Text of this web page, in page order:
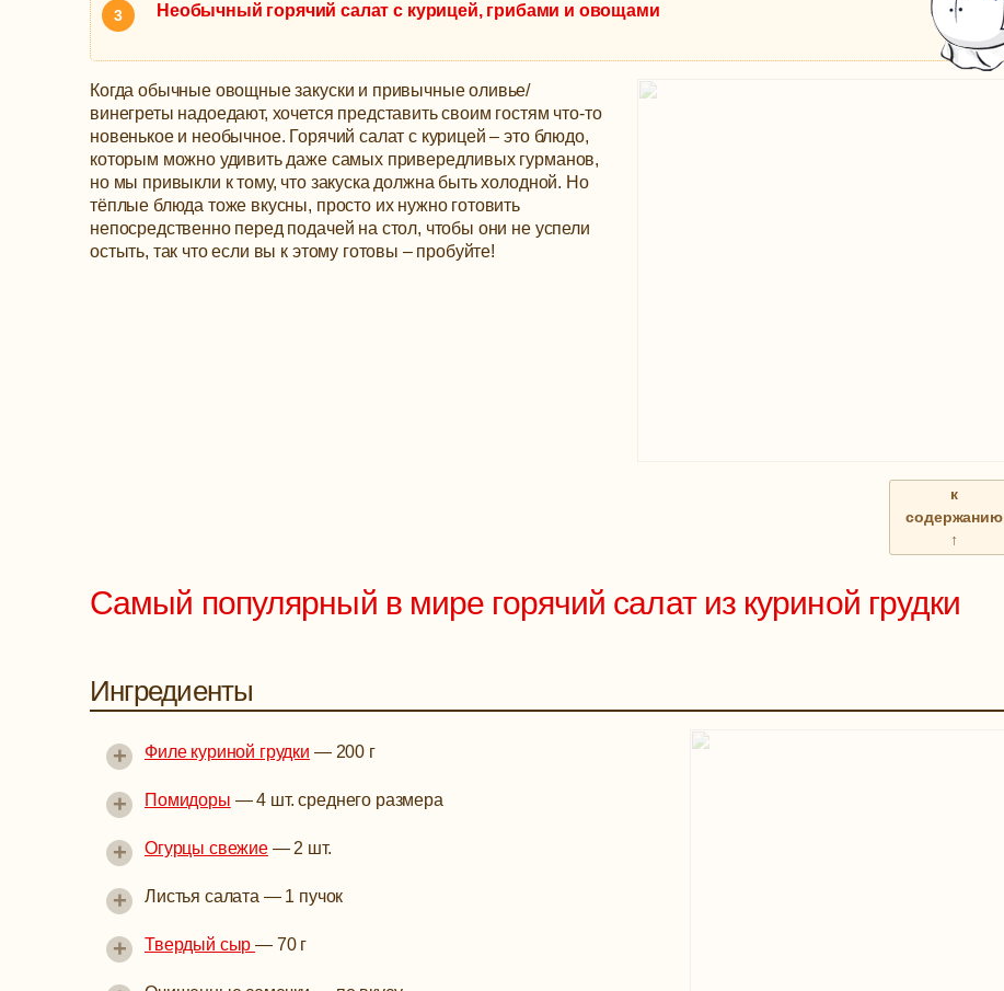
Необычный горячий салат с курицей, грибами и овощами
Когда обычные овощные закуски и привычные оливье/
винегреты надоедают, хочется представить своим гостям что-то
новенькое и необычное. Горячий салат с курицей – это блюдо,
которым можно удивить даже самых привередливых гурманов,
но мы привыкли к тому, что закуска должна быть холодной. Но
тёплые блюда тоже вкусны, просто их нужно готовить
непосредственно перед подачей на стол, чтобы они не успели
остыть, так что если вы к этому готовы – пробуйте!
к
содержанию
↑
Самый популярный в мире горячий салат из куриной грудки
Ингредиенты
Филе куриной грудки — 200 г
+
Помидоры —4 шт. среднего размера
+
Огурцы свежие— 2 шт.
+
Листья салата — 1 пучок
+
Твердый сыр— 70 г
+